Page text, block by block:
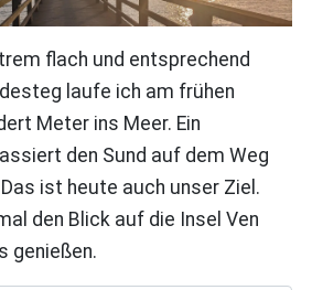
flach und entsprechend
laufe ich am frühen
Meter ins Meer. Ein
den Sund auf dem Weg
ist heute auch unser Ziel.
den Blick auf die Insel Ven
genießen.